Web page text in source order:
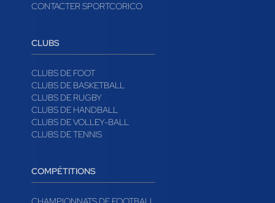
CONTACTER SPORTCORICO
CLUBS
CLUBS DE FOOT
CLUBS DE BASKETBALL
CLUBS DE RUGBY
CLUBS DE HANDBALL
CLUBS DE VOLLEY-BALL
CLUBS DE TENNIS
COMPÉTITIONS